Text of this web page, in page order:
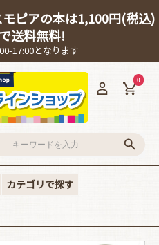
ピアの本は1,100円(税込)
送料無料!
17:00となります
0
カテゴリで探す